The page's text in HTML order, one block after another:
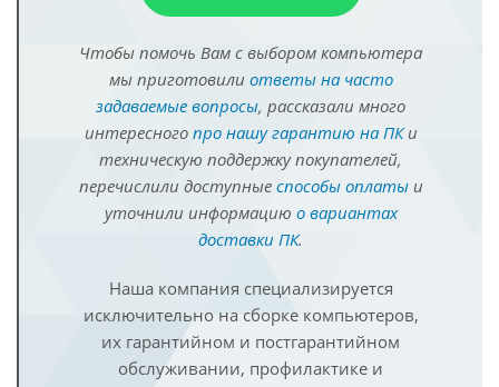
Чтобы помочь Вам с выбором компьютера
мы приготовили ответы на часто
задаваемые вопросы, рассказали много
интересного про нашу гарантию на ПКи
техническую поддержку покупателей,
перечислили доступные способы оплатыи
уточнили информацию о вариантах
доставки ПК.
Наша компания специализируется
исключительно на сборке компьютеров,
их гарантийном и постгарантийном
обслуживании, профилактике и